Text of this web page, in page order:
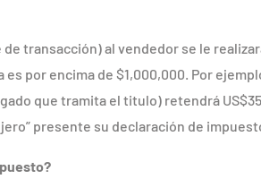
transacción) al vendedor se le
es por encima de $1,000,000. Por
que tramita el titulo) retendrá
presente su declaración de